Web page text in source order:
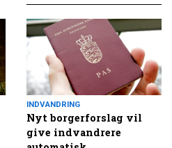
INDVANDRING
Nyt borgerforslag vil
give indvandrere